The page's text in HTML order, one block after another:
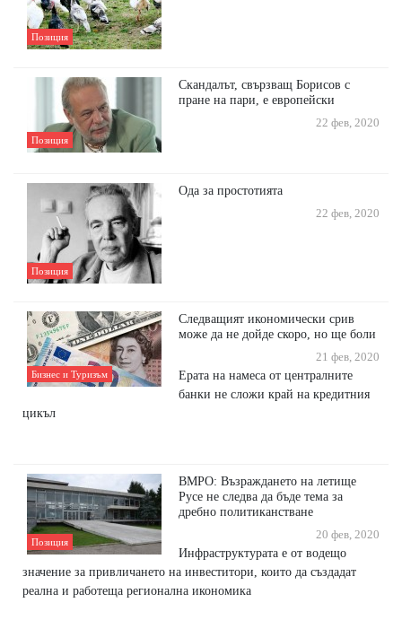
Позиция
Позиция
Скандалът, свързващ Борисов с
пране на пари, е европейски
22 фев, 2020
Позиция
Ода за простотията
22 фев, 2020
Бизнес и Туризъм
Следващият икономически срив
може да не дойде скоро, но ще боли
21 фев, 2020
Ерата на намеса от централните
банки не сложи край на кредитния
цикъл
Позиция
ВМРО: Възраждането на летище
Русе не следва да бъде тема за
дребно политиканстване
20 фев, 2020
Инфраструктурата е от водещо
значение за привличането на инвеститори, които да създадат
реална и работеща регионална икономика